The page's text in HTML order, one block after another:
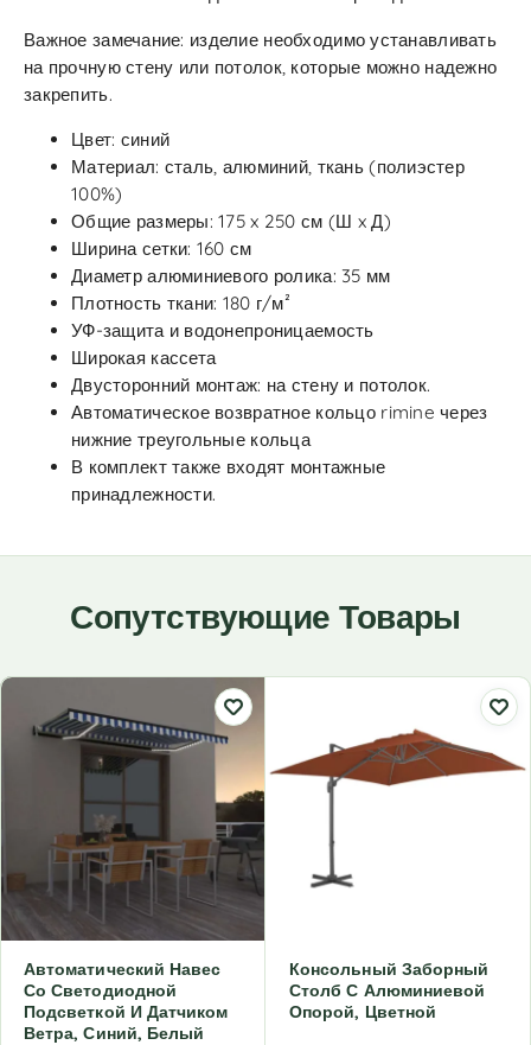
Важное замечание: изделие необходимо устанавливать
на прочную стену или потолок, которые можно надежно
закрепить.
Цвет: синий
Материал: сталь, алюминий, ткань (полиэстер
100%)
Общие размеры: 175 x 250 см (Ш x Д)
Ширина сетки: 160 см
Диаметр алюминиевого ролика: 35 мм
Плотность ткани: 180 г/м²
УФ-защита и водонепроницаемость
Широкая кассета
Двусторонний монтаж: на стену и потолок.
Автоматическое возвратное кольцо rimine через
нижние треугольные кольца
В комплект также входят монтажные
принадлежности.
Сопутствующие Товары
Автоматический Навес
Со Светодиодной
Подсветкой И Датчиком
Ветра, Синий, Белый
Консольный Заборный
Столб С Алюминиевой
Опорой, Цветной